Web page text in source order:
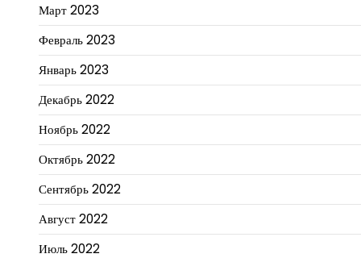
Март 2023
Февраль 2023
Январь 2023
Декабрь 2022
Ноябрь 2022
Октябрь 2022
Сентябрь 2022
Август 2022
Июль 2022